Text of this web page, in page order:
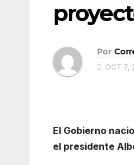
Por
OCT 7,
El Gobierno
el presidente